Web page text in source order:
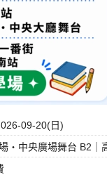
09-20(日)
・中央廣場舞台 B2｜